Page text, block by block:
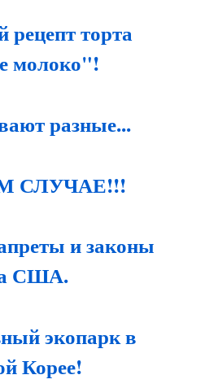
торта
молоко"!
разные...
СЛУЧАЕ!!!
и законы
США.
экопарк в
Корее!